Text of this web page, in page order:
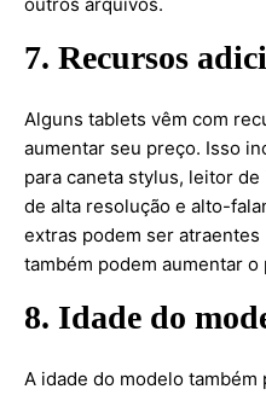
7. Recursos
Alguns tablets vêm com
aumentar seu preço. Isso
para caneta stylus, leitor
de alta resolução e alto-
extras podem ser atraentes
também podem aumentar
8. Idade do
A idade do modelo